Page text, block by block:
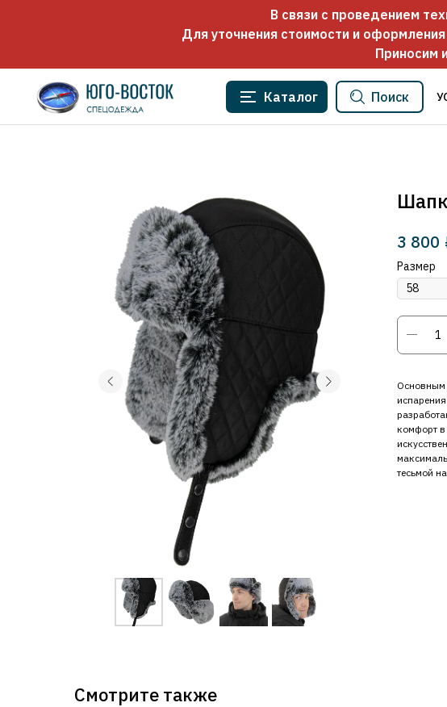
В связи с проведением
Для уточнения стоимости и
Приносим
Каталог Поиск
3 800
Размер
Основным
комфорт в
тесьмой
Смотрите также